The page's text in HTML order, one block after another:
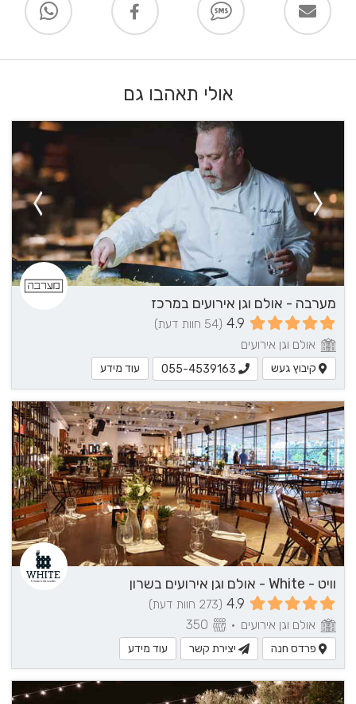
אולי תאהבו גם
מערבה - אולם וגן אירועים במרכז
4.9 (54 חוות דעת)
אולם וגן אירועים
קיבוץ געש 055-4539163 עוד מידע
וויט - White - אולם וגן אירועים בשרון
4.9 (273 חוות דעת)
אולם וגן אירועים •
פרדס חנה יצירת קשר עוד מידע